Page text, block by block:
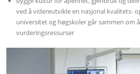
ved å videreutvikle en nasjonal kvalitets-
universitet og høgskoler går sammen om
vurderingsressurser